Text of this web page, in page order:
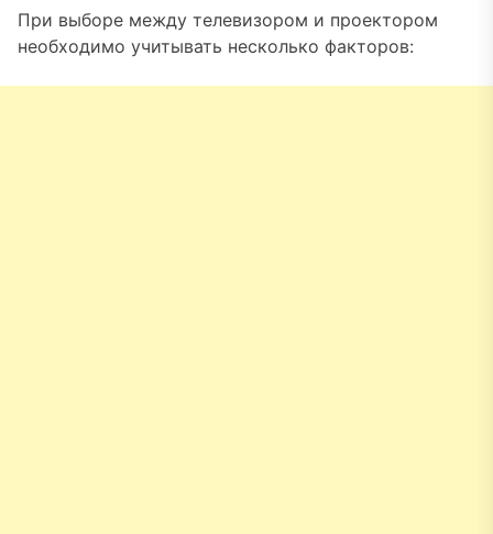
При выборе между телевизором и проектором
необходимо учитывать несколько факторов: